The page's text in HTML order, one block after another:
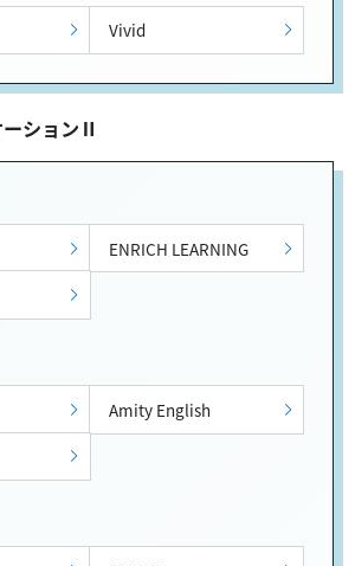
Vivid
ションⅡ
ENRICH LEARNING
Amity English